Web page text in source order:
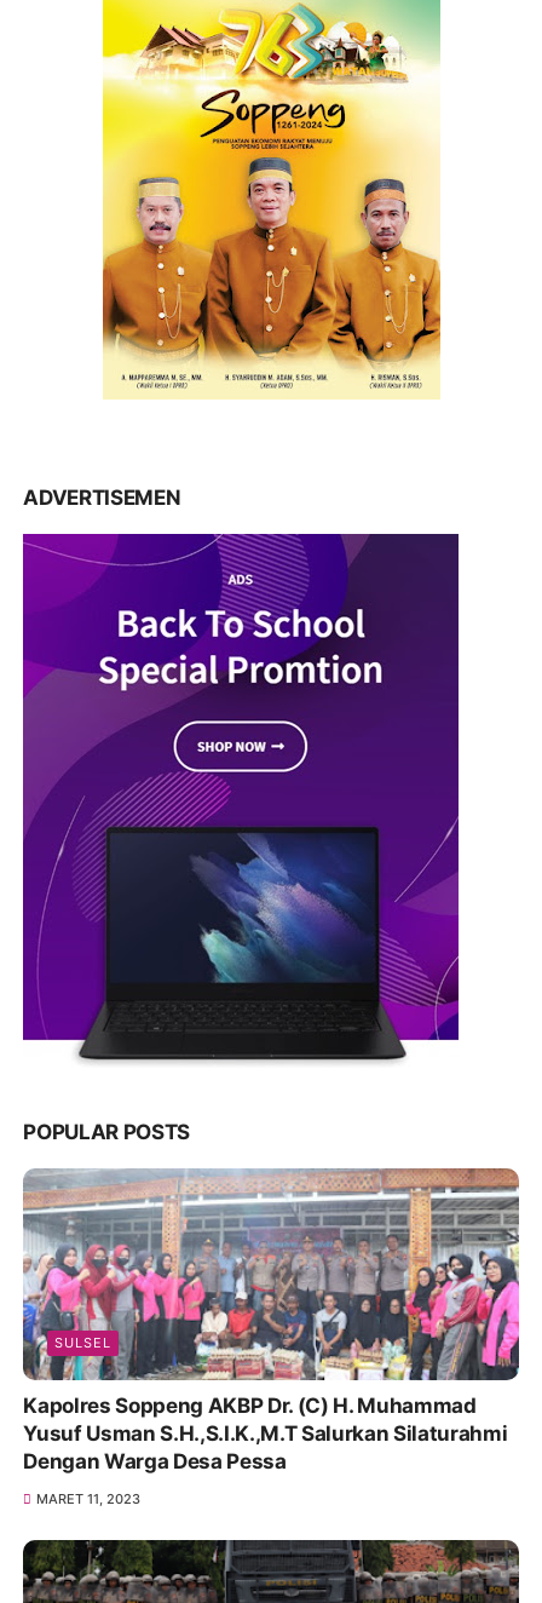
ADVERTISEMEN
POPULAR POSTS
SULSEL
Kapolres Soppeng AKBP Dr. (C) H. Muhammad
Yusuf Usman S.H.,S.I.K.,M.T Salurkan Silaturahmi
Dengan Warga Desa Pessa
MARET 11, 2023